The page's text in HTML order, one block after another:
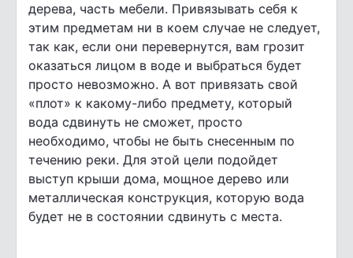
дерева, часть мебели. Привязывать себя к
этим предметам ни в коем случае не следует,
так как, если они перевернутся, вам грозит
оказаться лицом в воде и выбраться будет
просто невозможно. А вот привязать свой
«плот» к какому-либо предмету, который
вода сдвинуть не сможет, просто
необходимо, чтобы не быть снесенным по
течению реки. Для этой цели подойдет
выступ крыши дома, мощное дерево или
металлическая конструкция, которую вода
будет не в состоянии сдвинуть с места.